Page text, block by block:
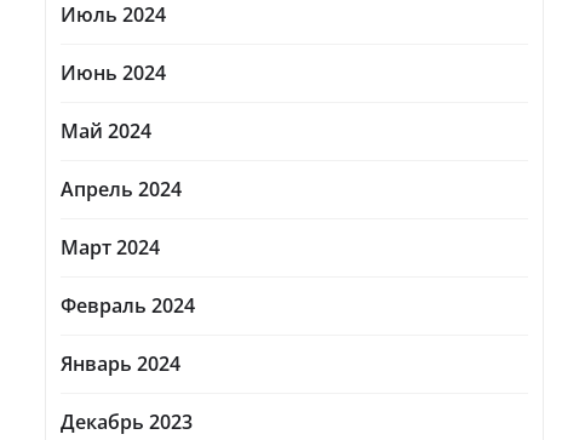
Июль 2024
Июнь 2024
Май 2024
Апрель 2024
Март 2024
Февраль 2024
Январь 2024
Декабрь 2023